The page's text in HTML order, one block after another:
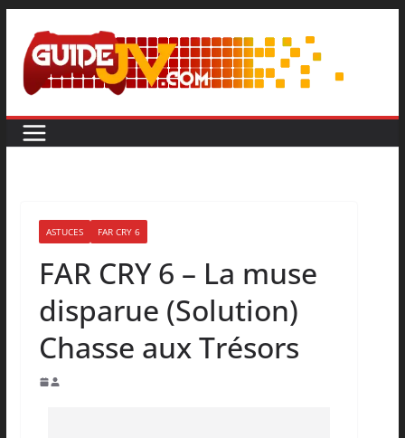
ASTUCES FAR CRY 6
FAR CRY 6 – La muse
disparue (Solution)
Chasse aux Trésors